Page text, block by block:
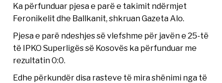
Ka përfunduar pjesa e parë e takimit ndërmjet
Feronikelit dhe Ballkanit, shkruan Gazeta Alo.
Pjesa e parë ndeshjes së vlefshme për javën e 25-të
të IPKO Superligës së Kosovës ka përfunduar me
rezultatin 0:0.
Edhe përkundër disa rasteve të mira shënimi nga të